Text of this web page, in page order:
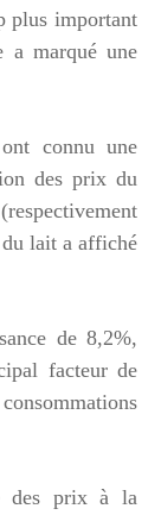
plus important
a marqué une
connu une
des prix du
lait a affiché
de 8,2%,
facteur de
des prix à la